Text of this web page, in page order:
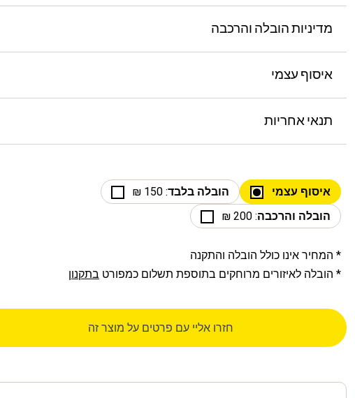
מדיניות הובלה והרכבה
איסוף עצמי
תנאי אחריות
איסוף עצמי הובלה בלבד: 150 ₪
הובלה והרכבה: 200 ₪
* המחיר אינו כולל הובלה והתקנה
* הובלה לאיזורים מרוחקים בתוספת תשלום כמפורט בתקנון
חזרו אליי עם פרטים על מוצר זה